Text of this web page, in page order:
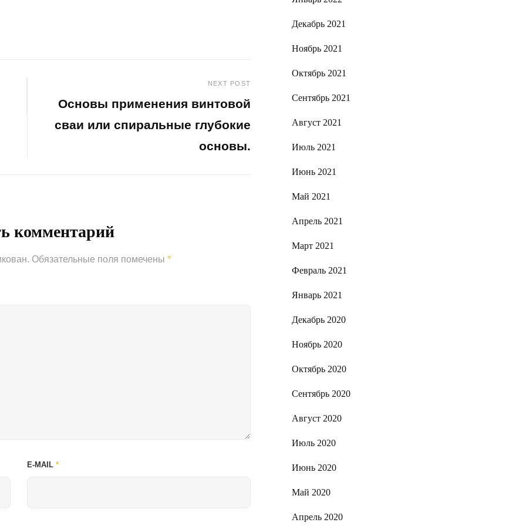
NEXT POST
Основы применения винтовой
сваи или спиральные глубокие
основы.
комментарий
Обязательные поля помечены *
E-MAIL *
Декабрь 2021
Ноябрь 2021
Октябрь 2021
Сентябрь 2021
Август 2021
Июль 2021
Июнь 2021
Май 2021
Апрель 2021
Март 2021
Февраль 2021
Январь 2021
Декабрь 2020
Ноябрь 2020
Октябрь 2020
Сентябрь 2020
Август 2020
Июль 2020
Июнь 2020
Май 2020
Апрель 2020